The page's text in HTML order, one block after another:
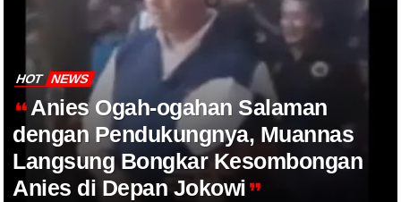
HOT NEWS
Anies Ogah-ogahan Salaman
dengan Pendukungnya, Muannas
Langsung Bongkar Kesombongan
Anies di Depan Jokowi